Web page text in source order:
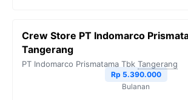
Crew Store PT Indomarco
Tangerang
PT Indomarco Prismatama Tbk Tangerang
Rp 5.390.000
Bulanan